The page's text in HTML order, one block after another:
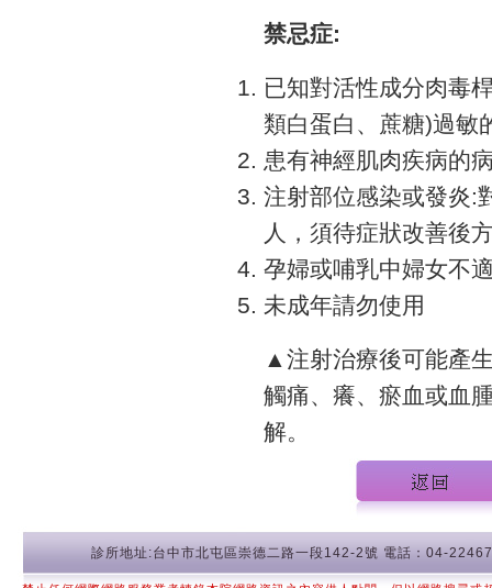
禁忌症:
已知對活性成分肉毒
類白蛋白、蔗糖)過敏
患有神經肌肉疾病的
注射部位感染或發炎:
人，須待症狀改善後
孕婦或哺乳中婦女不
未成年請勿使用
▲注射治療後可能產
觸痛、癢、瘀血或血
解。
診所地址:台中市北屯區崇德二路一段142-2號 電話：04-